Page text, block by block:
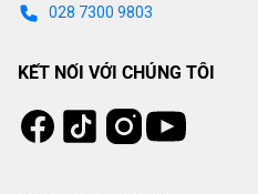
028 7300 9803
KẾT NỐI VỚI CHÚNG TÔI
Facebook
Tiktok Instagram
Youtube